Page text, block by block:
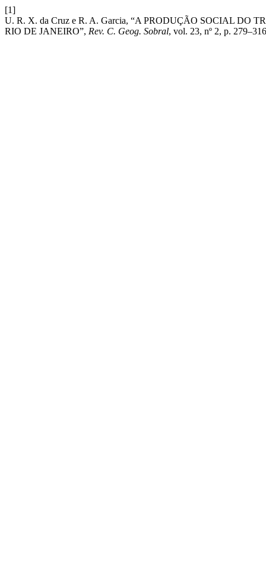
[1]
U. R. X. da Cruz e R. A. Garcia, “A PRODUÇÃO SOCIAL DO
RIO DE JANEIRO”, Rev. C. Geog. Sobral, vol. 23, nº 2, p.